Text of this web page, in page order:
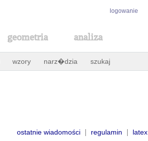
logowanie
geometria analiza
wzory narz�dzia szukaj
ostatnie wiadomości | regulamin | latex